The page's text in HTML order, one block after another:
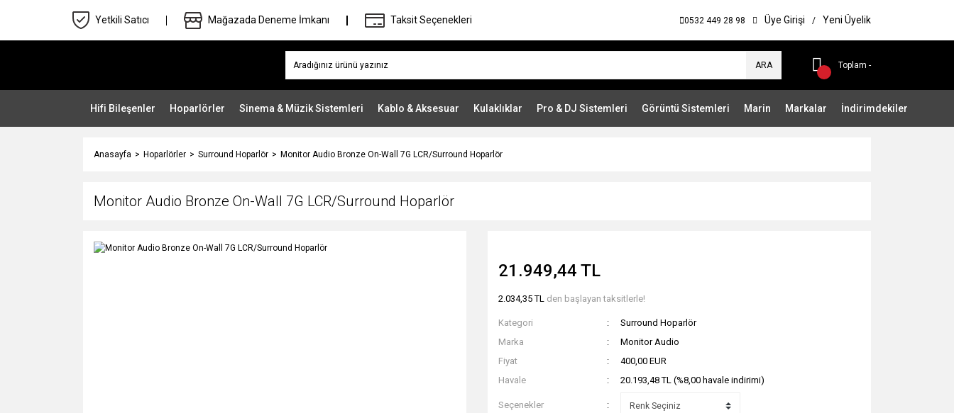
Yetkili Satıcı Mağazada Deneme İmkanı Taksit Seçenekleri 0532 449 28 98 Üye Girişi / Yeni Üyelik
ARA Toplam -
Hifi Bileşenler Hoparlörler Sinema & Müzik Sistemleri Kablo & Aksesuar Kulaklıklar Pro & DJ Sistemleri Görüntü Sistemleri Marin Markalar İndirimdekiler
Anasayfa Hoparlörler Surround Hoparlör Monitor Audio Bronze On-Wall 7G LCR/Surround Hoparlör
Monitor Audio Bronze On-Wall 7G LCR/Surround Hoparlör
21.949,44 TL
2.034,35 TL den başlayan taksitlerle!
Kategori
Surround Hoparlör
Marka
Monitor Audio
Fiyat
400,00 EUR
Havale
20.193,48 TL (%8,00 havale indirimi)
Seçenekler